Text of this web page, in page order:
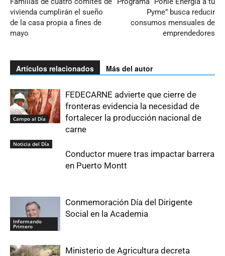
vivienda cumplirán el sueño
de la casa propia a fines de
mayo
Pyme” busca reducir
consumos mensuales de
emprendedores
Artículos relacionados Más del autor
Campo al Día
FEDECARNE advierte que cierre de
fronteras evidencia la necesidad de
fortalecer la producción nacional de
carne
Noticia del Día
Conductor muere tras impactar barrera
en Puerto Montt
Informando
Primero
Conmemoración Día del Dirigente
Social en la Academia
Ministerio de Agricultura decreta